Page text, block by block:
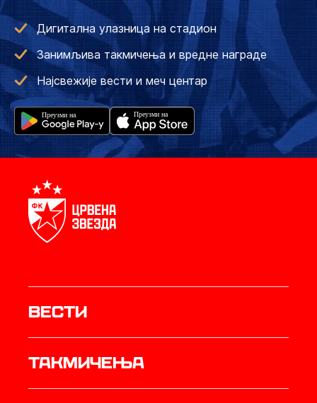
Дигитална улазница на стадион
Занимљива такмичења и вредне награде
Најсвежије вести и меч центар
Вести
Такмичења